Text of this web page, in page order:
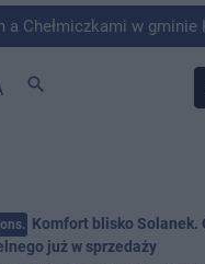
w gminie Kruszwica doszło do
search
Komfort blisko Solanek.
już w sprzedaży